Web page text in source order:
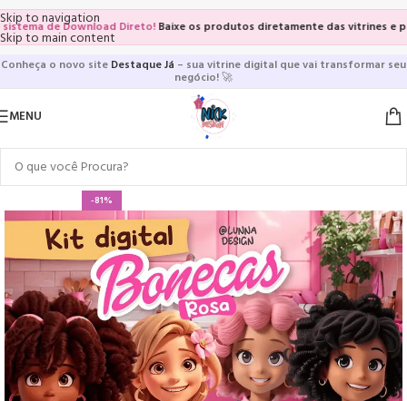
Skip to navigation
Skip to main content
de Download Direto!Baixe os produtos diretamente das vitrines e
Conheça o novo site Destaque Já – sua vitrine digital que vai transformar seu
negócio!🚀
MENU
-81%